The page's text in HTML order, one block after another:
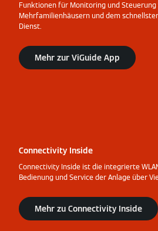
Funktionen für Monitoring und Steuerung
Mehrfamilienhäusern und dem
Dienst.
Mehr zur ViGuide App
Connectivity Inside
Connectivity Inside ist die integrierte
Bedienung und Service der Anlage über
Mehr zu Connectivity Inside